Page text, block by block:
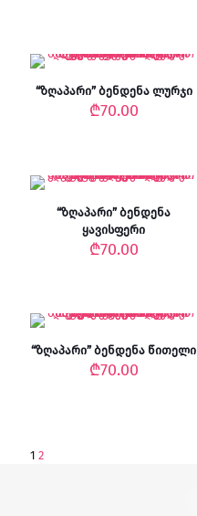
“ზღაპარი” ბენდენა ლურჯი
₾70.00
“ზღაპარი” ბენდენა
ყავისფერი
₾70.00
“ზღაპარი” ბენდენა წითელი
₾70.00
1 2